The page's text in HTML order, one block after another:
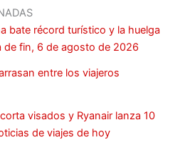
bate récord turístico y la huelga
de fin, 6 de agosto de 2026
entre los viajeros
visados y Ryanair lanza 10
de viajes de hoy